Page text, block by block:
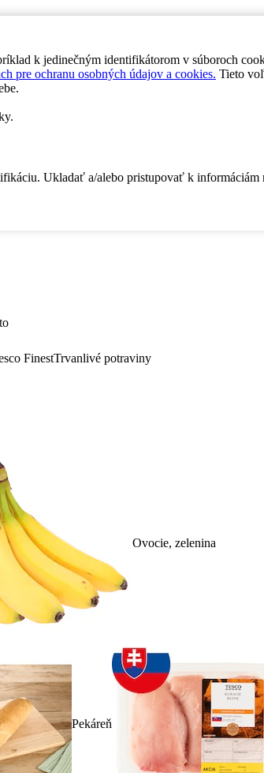
k jedinečným identifikátorom v súboroch
pre ochranu osobných údajov a cookies. Tieto
Ukladať a/alebo pristupovať k informáciám
FinestTrvanlivé potraviny
Ovocie, zelenina
Pekáreň